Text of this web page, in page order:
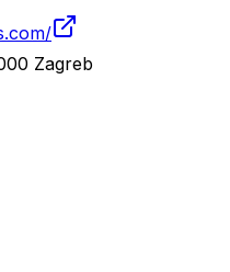
Zagreb